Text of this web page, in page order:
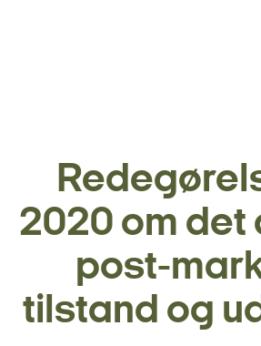
2020 om det
post-
tilstand og